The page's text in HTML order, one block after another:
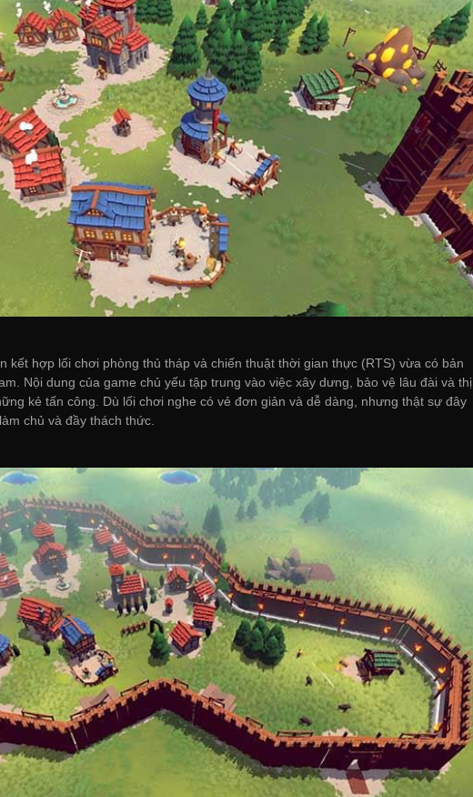
kết hợp lối chơi phòng thủ tháp và chiến thuật thời gian thực (RTS) vừa có bản
Nội dung của game chủ yếu tập trung vào việc xây dưng, bảo vệ lâu đài và thị
kẻ tấn công. Dù lối chơi nghe có vẻ đơn giản và dễ dàng, nhưng thật sự đây
chủ và đầy thách thức.